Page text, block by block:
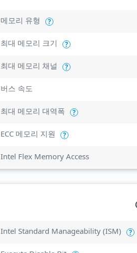
메모리 유형 ?
최대 메모리 크기 ?
최대 메모리 채널 ?
버스 속도
최대 메모리 대역폭 ?
ECC 메모리 지원 ?
Intel Flex Memory Access
Intel Standard Manageability (ISM) ?